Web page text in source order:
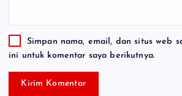
Simpan nama, email, dan situs web
ini untuk komentar saya berikutnya.